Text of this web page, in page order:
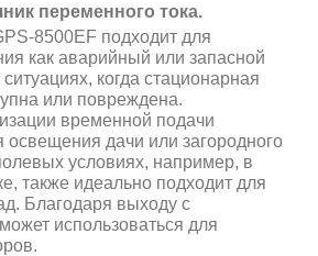
переменного тока.
8500EF подходит для
как аварийный или запасной
когда стационарная
или повреждена.
временной подачи
освещения дачи или загородного
условиях, например, в
также идеально подходит для
Благодаря выходу с
использоваться для